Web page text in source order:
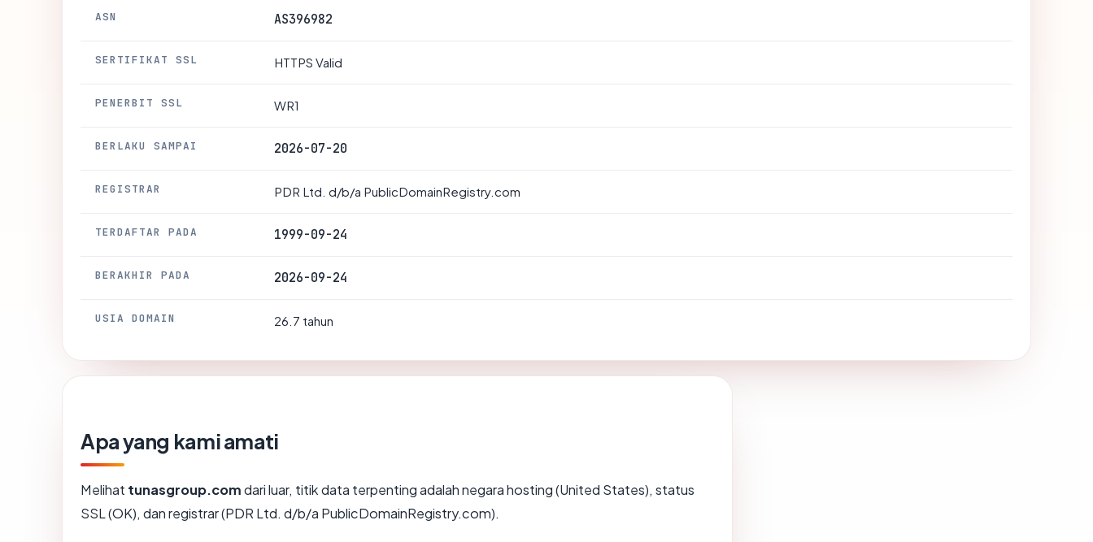
ASN AS396982
SERTIFIKAT SSL HTTPS Valid
PENERBIT SSL WR1
BERLAKU SAMPAI 2026-07-20
REGISTRAR PDR Ltd. d/b/a PublicDomainRegistry.com
TERDAFTAR PADA 1999-09-24
BERAKHIR PADA 2026-09-24
USIA DOMAIN 26.7 tahun
Apa yang kami amati
Melihat tunasgroup.comdari luar, titik data terpenting adalah negara hosting (United States), status
SSL (OK), dan registrar (PDR Ltd. d/b/a PublicDomainRegistry.com).